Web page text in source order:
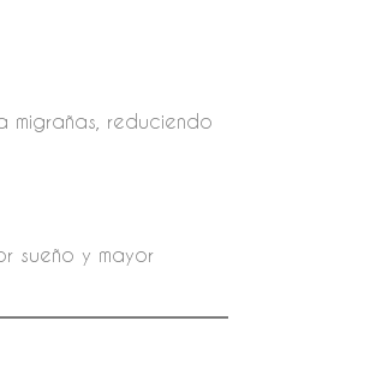
migrañas, reduciendo
sueño y mayor